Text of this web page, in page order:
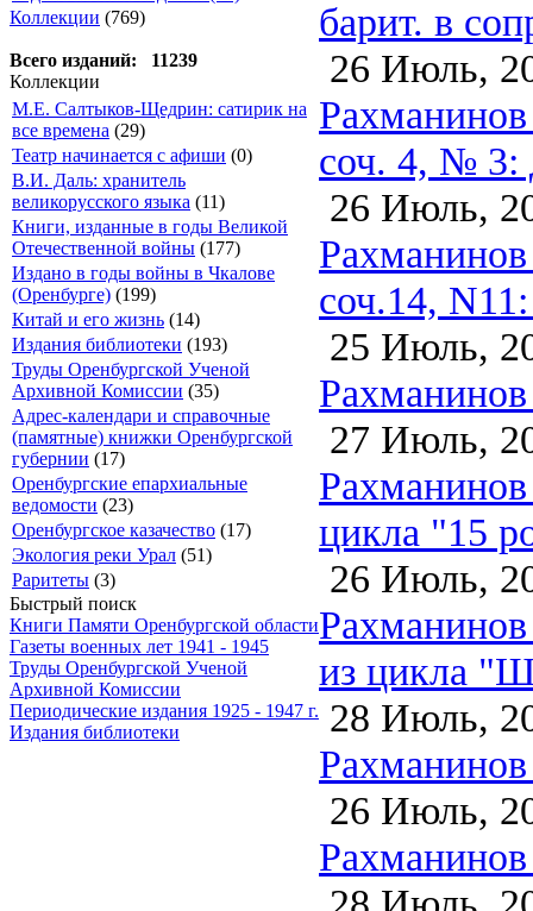
Коллекции (769)
Всего изданий: 11239
Коллекции
М.Е. Салтыков-Щедрин: сатирик на
все времена (29)
Театр начинается с афиши (0)
В.И. Даль: хранитель
великорусского языка (11)
Книги, изданные в годы Великой
Отечественной войны (177)
Издано в годы войны в Чкалове
(Оренбурге) (199)
Китай и его жизнь (14)
Издания библиотеки (193)
Труды Оренбургской Ученой
Архивной Комиссии (35)
Адрес-календари и справочные
(памятные) книжки Оренбургской
губернии (17)
Оренбургские епархиальные
ведомости (23)
Оренбургское казачество (17)
Экология реки Урал (51)
Раритеты (3)
Быстрый поиск
Книги Памяти Оренбургской области
Газеты военных лет 1941 - 1945
Труды Оренбургской Ученой
Архивной Комиссии
Периодические издания 1925 - 1947 г.
Издания библиотеки
барит. в
26 Июль,
соч. 4, № 3:
26 Июль,
соч.14,
25 Июль,
27 Июль,
цикла "15
26 Июль,
из цикла
28 Июль,
26 Июль,